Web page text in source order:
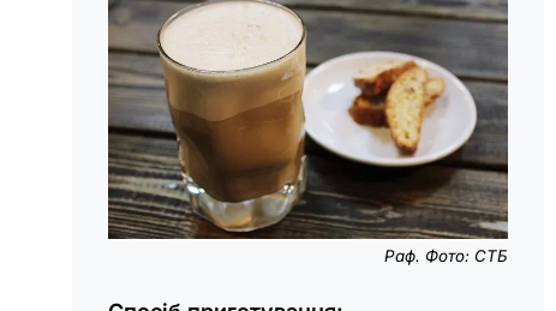
Раф. Фото: СТБ